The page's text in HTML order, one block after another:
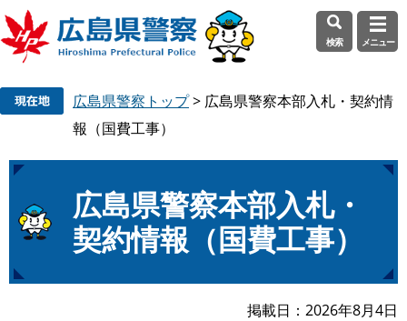
先
を
本
検索 メニュー
広島県警察トップ> 広島県警察本部入札・契約情
報（国費工事）
文
広島県警察本部入札・
契約情報（国費工事）
掲載日 2026年8月4日